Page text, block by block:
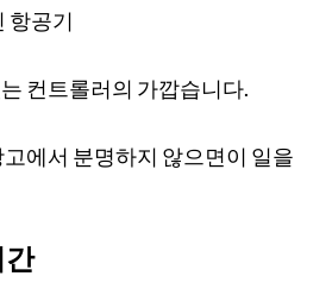
항공기
컨트롤러의 가깝습니다.
에서 분명하지 않으면이 일을
간